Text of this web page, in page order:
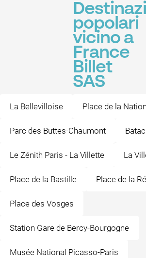
popolari
vicino a
France
Billet
SAS
La Bellevilloise Place de la Nation
Parc des Buttes-Chaumont
Le Zénith Paris - La Villette La
Place de la Bastille Place de la
Place des Vosges
Station Gare de Bercy-Bourgogne
Musée National Picasso-Paris